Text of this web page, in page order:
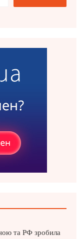
та РФ зробила